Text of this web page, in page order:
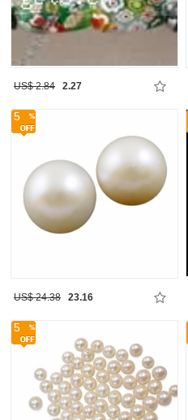
US$ 2.84 2.27
5
US$ 24.38 23.16
5